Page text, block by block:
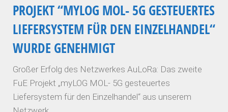
PROJEKT “MYLOG MOL- 5G GESTEUERTES
LIEFERSYSTEM FÜR DEN EINZELHANDEL“
WURDE GENEHMIGT
Großer Erfolg des Netzwerkes AuLoRa: Das zweite
FuE Projekt „myLOG MOL- 5G gesteuertes
Liefersystem für den Einzelhandel“ aus unserem